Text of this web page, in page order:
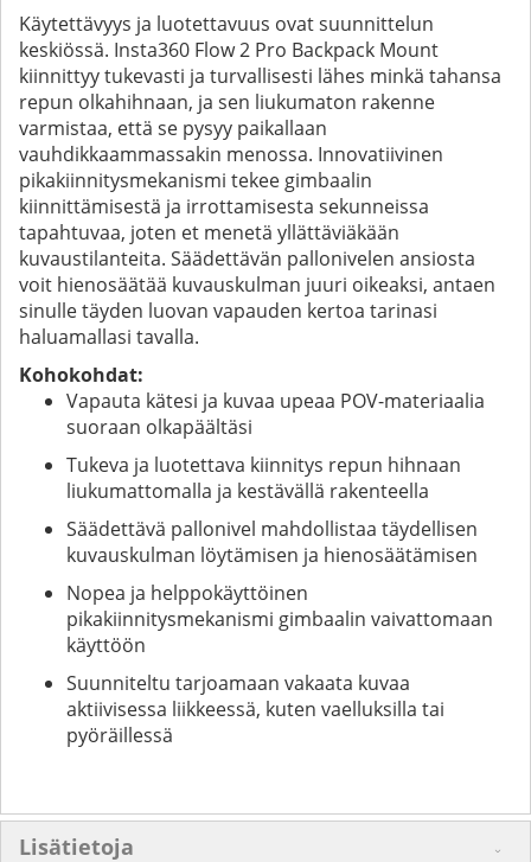
Käytettävyys ja luotettavuus ovat suunnittelun
keskiössä. Insta360 Flow 2 Pro Backpack Mount
kiinnittyy tukevasti ja turvallisesti lähes minkä tahansa
repun olkahihnaan, ja sen liukumaton rakenne
varmistaa, että se pysyy paikallaan
vauhdikkaammassakin menossa. Innovatiivinen
pikakiinnitysmekanismi tekee gimbaalin
kiinnittämisestä ja irrottamisesta sekunneissa
tapahtuvaa, joten et menetä yllättäviäkään
kuvaustilanteita. Säädettävän pallonivelen ansiosta
voit hienosäätää kuvauskulman juuri oikeaksi, antaen
sinulle täyden luovan vapauden kertoa tarinasi
haluamallasi tavalla.
Kohokohdat:
Vapauta kätesi ja kuvaa upeaa POV-materiaalia
suoraan olkapäältäsi
Tukeva ja luotettava kiinnitys repun hihnaan
liukumattomalla ja kestävällä rakenteella
Säädettävä pallonivel mahdollistaa täydellisen
kuvauskulman löytämisen ja hienosäätämisen
Nopea ja helppokäyttöinen
pikakiinnitysmekanismi gimbaalin vaivattomaan
käyttöön
Suunniteltu tarjoamaan vakaata kuvaa
aktiivisessa liikkeessä, kuten vaelluksilla tai
pyöräillessä
Lisätietoja